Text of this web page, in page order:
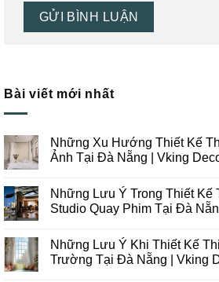
Bài viết mới nhất
Những Xu Hướng Thiết Kế
Ảnh Tại Đà Nẵng | Vking
bình
luận
ở
Hướng
Thiết
Kế
Những Lưu Ý Trong Thiết Kế
Studio Quay Phim Tại Đà
bình
luận
ở
Những Lưu Ý Khi Thiết Kế
Trường Tại Đà Nẵng | Vking